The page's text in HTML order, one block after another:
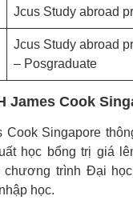
Jcus Study abroad
Jcus Study abroad
– Posgraduate
James Cook
Cook Singapore
học bổng trị giá
chương trình Đại
học.